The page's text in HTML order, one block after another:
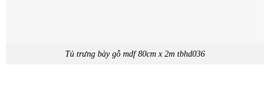
Tủ trưng bày gỗ mdf 80cm x 2m tbhd036